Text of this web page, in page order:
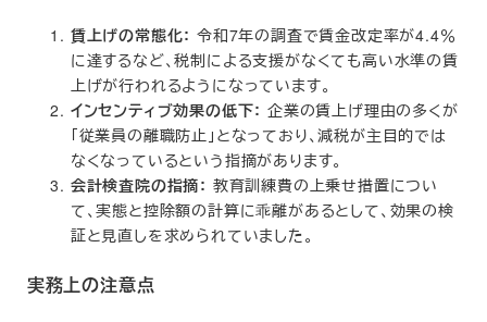
賃上げの常態化： 令和7年の調査で賃金改定率が4.4％
に達するなど、税制による支援がなくても高い水準の賃
上げが行われるようになっています。
インセンティブ効果の低下： 企業の賃上げ理由の多くが
「従業員の離職防止」となっており、減税が主目的では
なくなっているという指摘があります。
会計検査院の指摘： 教育訓練費の上乗せ措置につい
て、実態と控除額の計算に乖離があるとして、効果の検
証と見直しを求められていました。
実務上の注意点